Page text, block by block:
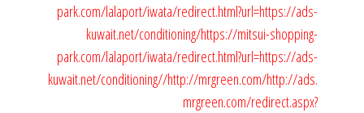
park.com/lalaport/iwata/redirect.html?url=https://ads-
kuwait.net/conditioning/https://mitsui-shopping-
park.com/lalaport/iwata/redirect.html?url=https://ads-
kuwait.net/conditioning//http://mrgreen.com/http://ads.
mrgreen.com/redirect.aspx?